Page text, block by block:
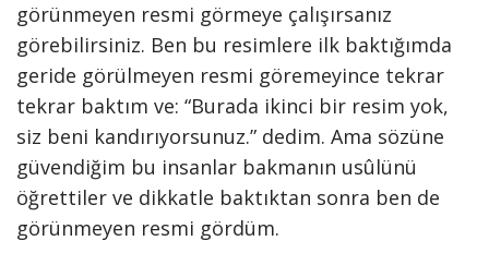
görünmeyen resmi görmeye çalışırsanız
görebilirsiniz. Ben bu resimlere ilk baktığımda
geride görülmeyen resmi göremeyince tekrar
tekrar baktım ve: “Burada ikinci bir resim yok,
siz beni kandırıyorsunuz.” dedim. Ama sözüne
güvendiğim bu insanlar bakmanın usûlünü
öğrettiler ve dikkatle baktıktan sonra ben de
görünmeyen resmi gördüm.